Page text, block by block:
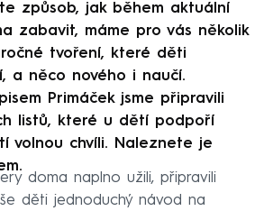
způsob, jak během aktuální
zabavit, máme pro vás několik
tvoření, které děti
a něco nového i naučí.
Primáček jsme připravili
listů, které u dětí podpoří
volnou chvíli. Naleznete je
doma naplno užili, připravili
děti jednoduchý návod na